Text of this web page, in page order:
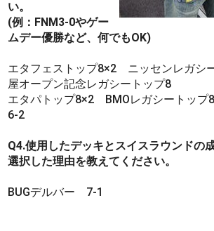
い。
(例：FNM3-0やゲー
ムデー優勝など、何でもOK)
エタフェストップ8×2 ニッセンレガシ
屋オープン記念レガシートップ8
エタパトップ8×2 BMOレガシートッ
6-2
Q4.使用したデッキとスイスラウンドの
選択した理由を教えてください。
BUGデルバー 7-1